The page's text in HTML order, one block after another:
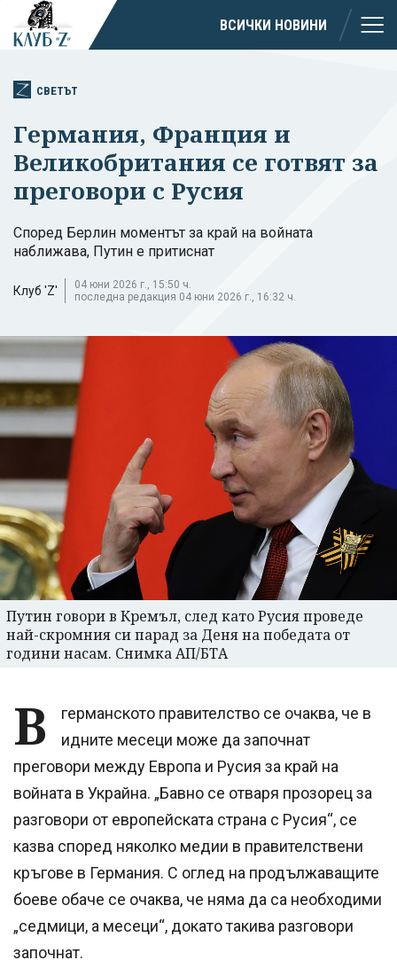
ВСИЧКИ НОВИНИ
СВЕТЪТ
Германия, Франция и
Великобритания се готвят за
преговори с Русия
Според Берлин моментът за край на войната
наближава, Путин е притиснат
Клуб 'Z'
04 юни 2026 г., 15:50 ч.
последна редакция 04 юни 2026 г., 16:32 ч.
Путин говори в Кремъл, след като Русия проведе
най-скромния си парад за Деня на победата от
години насам. Снимка АП/БТА
В
германското правителство се очаква, че в
идните месеци може да започнат
преговори между Европа и Русия за край на
войната в Украйна. „Бавно се отваря прозорец за
разговори от европейската страна с Русия“, се
казва според няколко медии в правителствени
кръгове в Германия. С оглед на продължаващите
боеве обаче се очаква, че няма да са необходими
„седмици, а месеци“, докато такива разговори
започнат.